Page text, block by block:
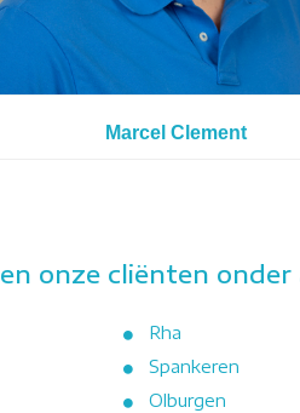
Marcel Clement
onze cliënten
Rha
Spankeren
Olburgen